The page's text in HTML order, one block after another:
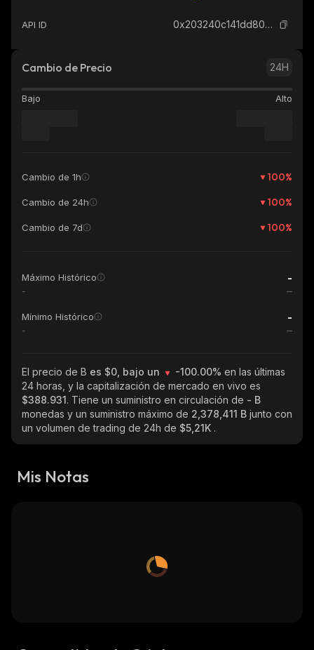
API ID 0x203240c141dd80dcefc43f782a1321bbdf8dc89f_ethereum
Cambio de Precio 24H
Bajo Alto
Cambio de 1h 100%
Cambio de 24h 100%
Cambio de 7d 100%
Máximo Histórico -
-
Mínimo Histórico -
-
El precio de B es $0, bajo un -100.00% en las últimas
24 horas, y la capitalización de mercado en vivo es
$388.931. Tiene un suministro en circulación de - B
monedas y un suministro máximo de 2,378,411 B junto con
un volumen de trading de 24h de $5,21K .
Mis Notas